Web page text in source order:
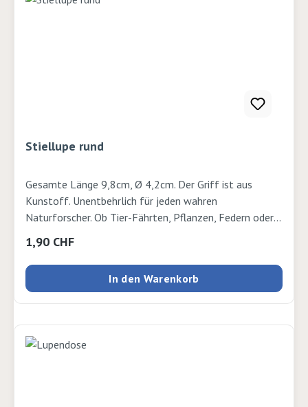
Stiellupe rund
Gesamte Länge 9,8cm, Ø 4,2cm. Der Griff ist aus
Kunstoff. Unentbehrlich für jeden wahren
Naturforscher. Ob Tier-Fährten, Pflanzen, Federn oder
Aufmerksamkeit. Farblich assortiert, Gelb, Rot, Grün,
Blau 5-fache Vergrösserung
Regulärer Preis:
1,90 CHF
In den Warenkorb